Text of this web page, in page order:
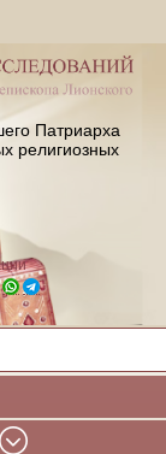
Патриарха
религиозных